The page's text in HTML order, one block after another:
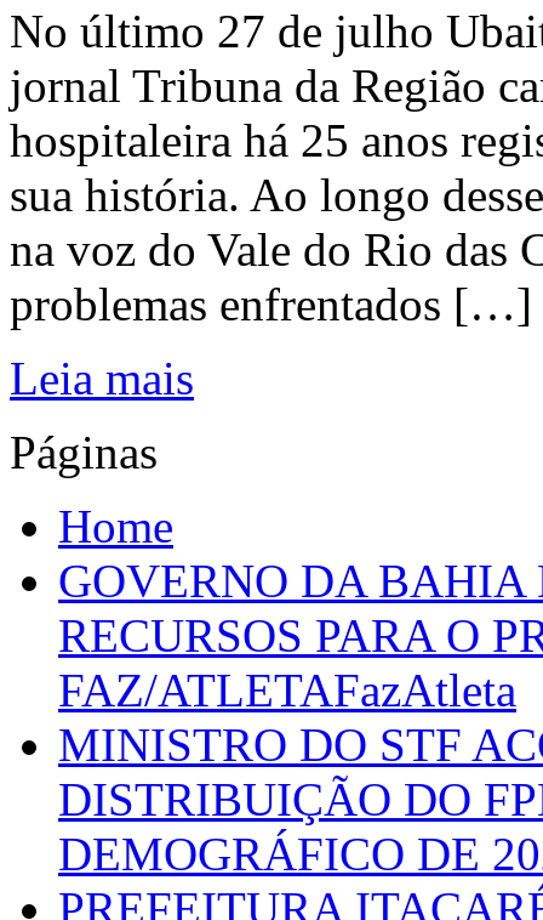
No último 27 de julho
jornal Tribuna da Região
hospitaleira há 25 anos
sua história. Ao longo
na voz do Vale do Rio das
problemas enfrentados […]
Leia mais
Páginas
Home
GOVERNO DA
RECURSOS PARA O
FAZ/ATLETAFazAtleta
MINISTRO DO STF
DISTRIBUIÇÃO DO
DEMOGRÁFICO DE
PREFEITURA